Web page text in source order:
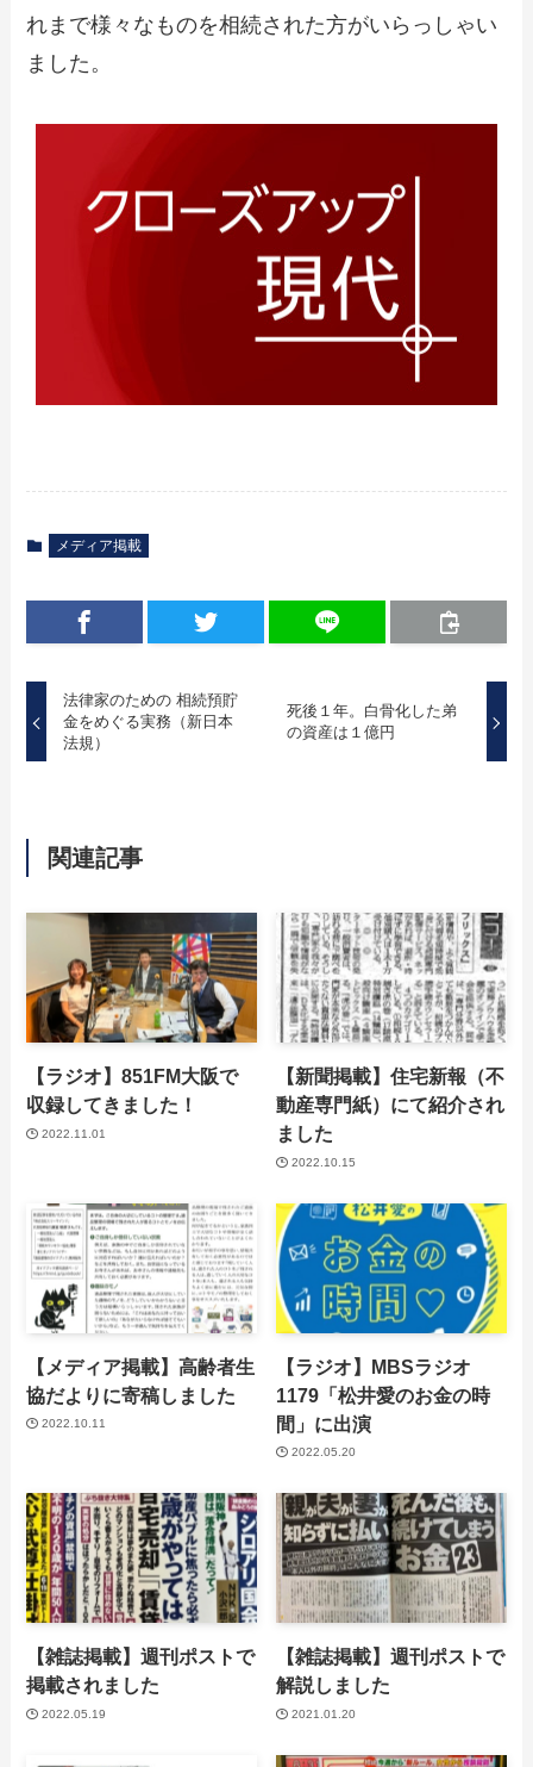
れまで様々なものを相続された方がいらっしゃい
ました。
メディア掲載
法律家のための 相続預貯
金をめぐる実務（新日本
法規）
死後１年。白骨化した弟
の資産は１億円
関連記事
【ラジオ】851FM大阪で
収録してきました！
2022.11.01
【新聞掲載】住宅新報（不
動産専門紙）にて紹介され
ました
2022.10.15
【メディア掲載】高齢者生
協だよりに寄稿しました
2022.10.11
【ラジオ】MBSラジオ
1179「松井愛のお金の時
間」に出演
2022.05.20
【雑誌掲載】週刊ポストで
掲載されました
2022.05.19
【雑誌掲載】週刊ポストで
解説しました
2021.01.20